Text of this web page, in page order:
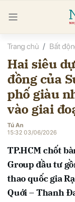
Trang chủ Bất
Hai siêu
đồng của
phố giàu
vào giai
Tú An
15:32 03/06/2026
TP.HCM chốt
Group đầu tư
thao quốc gia
Quới – Thanh
luận